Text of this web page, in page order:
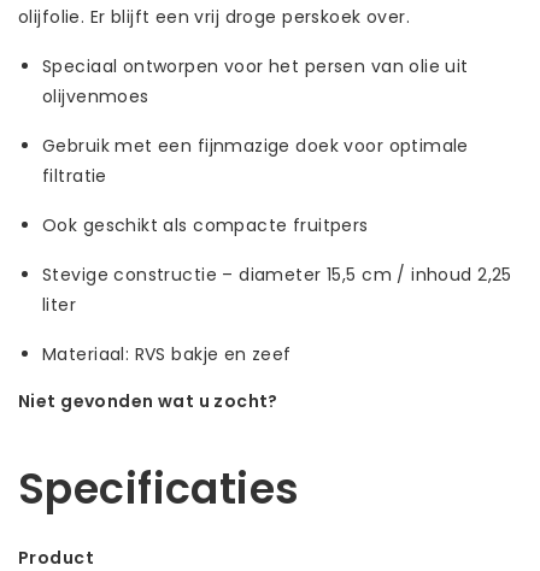
olijfolie. Er blijft een vrij droge perskoek over.
Speciaal ontworpen voor het persen van olie uit
olijvenmoes
Gebruik met een fijnmazige doek voor optimale
filtratie
Ook geschikt als compacte fruitpers
Stevige constructie – diameter 15,5 cm / inhoud 2,25
liter
Materiaal: RVS bakje en zeef
Niet gevonden wat u zocht?
Specificaties
Product